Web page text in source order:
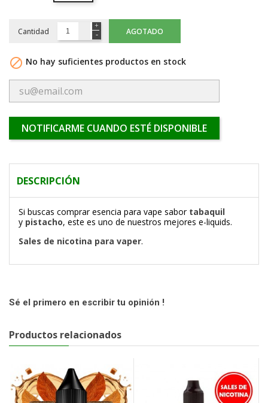
Cantidad AGOTADO
 No hay suficientes productos en stock
NOTIFICARME CUANDO ESTÉ DISPONIBLE
DESCRIPCIÓN
Si buscas comprar esencia para vape sabortabaquil
y pistacho, este es uno de nuestros mejores e-liquids.
Sales de nicotina para vaper.
Sé el primero en escribir tu opinión !
Productos relacionados